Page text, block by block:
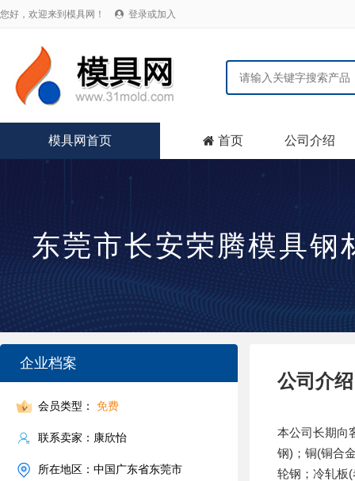
您好，欢迎来到模具网！  登录或加入
模具网首页  首页 公司介绍
东莞市长安荣腾模具钢
企业档案
会员类型： 免费
联系卖家：康欣怡
所在地区：中国广东省东莞市
公司介绍
本公司长期向
钢)；铜(铜合
轮钢；冷轧板